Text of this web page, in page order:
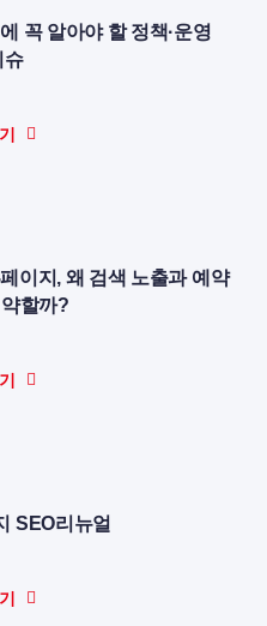
꼭 알아야 할 정책·운영
슈
이지, 왜 검색 노출과 예약
할까?
SEO리뉴얼